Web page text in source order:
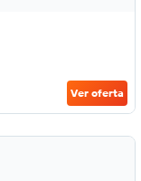
Ver oferta